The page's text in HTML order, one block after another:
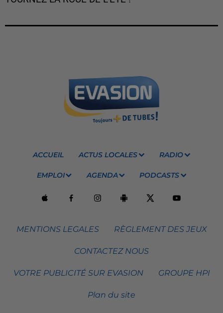
ACCUEIL ACTUS LOCALES RADIO
EMPLOI AGENDA PODCASTS
MENTIONS LEGALES RÈGLEMENT DES JEUX
CONTACTEZ NOUS
VOTRE PUBLICITÉ SUR EVASION GROUPE HPI
Plan du site